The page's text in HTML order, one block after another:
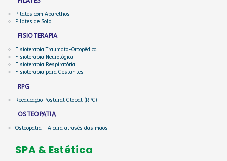
Pilates com Aparelhos
Pilates de Solo
FISIOTERAPIA
Fisioterapia Traumato-Ortopédica
Fisioterapia Neurológica
Fisioterapia Respiratória
Fisioterapia para Gestantes
RPG
Reeducação Postural Global (RPG)
OSTEOPATIA
Osteopatia - A cura através das mãos
SPA & Estética